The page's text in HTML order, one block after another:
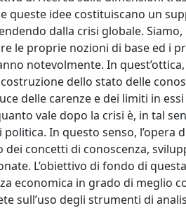
queste idee costituiscano un
dalla crisi globale.
le proprie nozioni di base ed i
notevolmente. In
dello stato delle
delle carenze e dei limiti in
vale dopo la crisi è, in tal
In questo senso, l’opera
concetti di conoscenza,
L’obiettivo di fondo di
economica in grado di meglio
sull’uso degli strumenti di